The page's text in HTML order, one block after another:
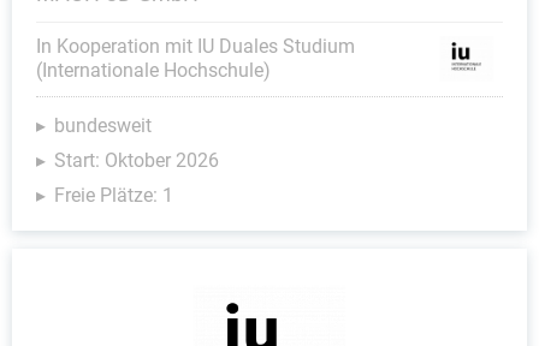
In Kooperation mit IU Duales Studium
(Internationale Hochschule)
bundesweit
Start: Oktober 2026
Freie Plätze: 1